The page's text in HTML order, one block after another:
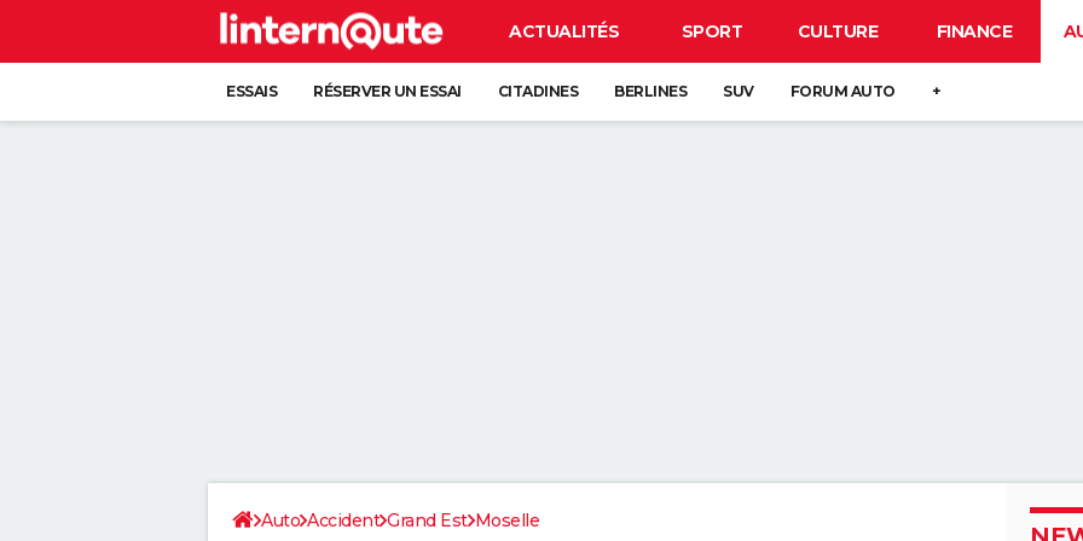
ACTUALITÉS SPORT CULTURE FINANCE
ESSAIS RÉSERVER UN ESSAI CITADINES BERLINES SUV FORUM AUTO +
Auto Accident Grand Est Moselle